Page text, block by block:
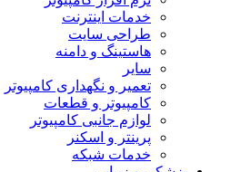
خدمات اینترنت
طراحی سایت
هاستینگ و دامنه
سایر
تعمیر و نگهداری کامپیوتر
کامپیوتر و قطعات
لوازم جانبی کامپیوتر
پرینتر و اسکنر
خدمات شبکه